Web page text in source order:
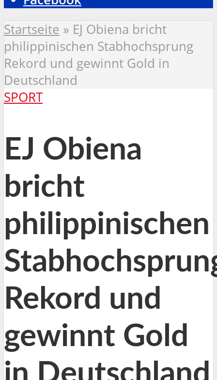
Startseite » EJ Obiena bricht
philippinischen Stabhochsprung
Rekord und gewinnt Gold in
Deutschland
SPORT
EJ Obiena
bricht
philippinischen
Rekord und
gewinnt Gold
in Deutschland